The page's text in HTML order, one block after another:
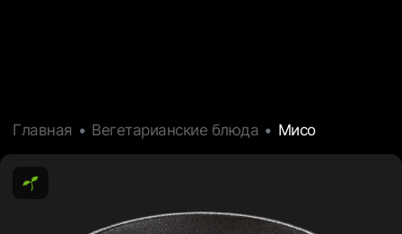
Главная Вегетарианские блюда Мисо